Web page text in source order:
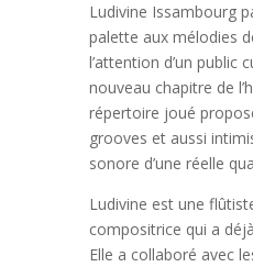
Ludivine Issambourg
palette aux mélodies
l’attention d’un public
nouveau chapitre de
répertoire joué
grooves et aussi
sonore d’une réelle
Ludivine est une
compositrice qui a
Elle a collaboré avec